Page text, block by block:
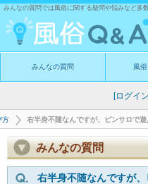
みんなの質問では風俗に関する疑問や悩みなど多
みんなの質問 風
[ログイ
方 右半身不随なんですが、ピンサロで
みんなの質問
右半身不随なんですが